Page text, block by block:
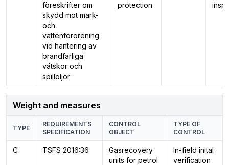
föreskrifter om
skydd mot mark-
och
vattenförorening
vid hantering av
brandfarliga
vätskor och
spilloljor
protection
Weight and measures
TYPE
REQUIREMENTS
SPECIFICATION
CONTROL
OBJECT
TYPE OF
CONTROL
C TSFS 2016:36
Gasrecovery
units for petrol
In-field inital
verification